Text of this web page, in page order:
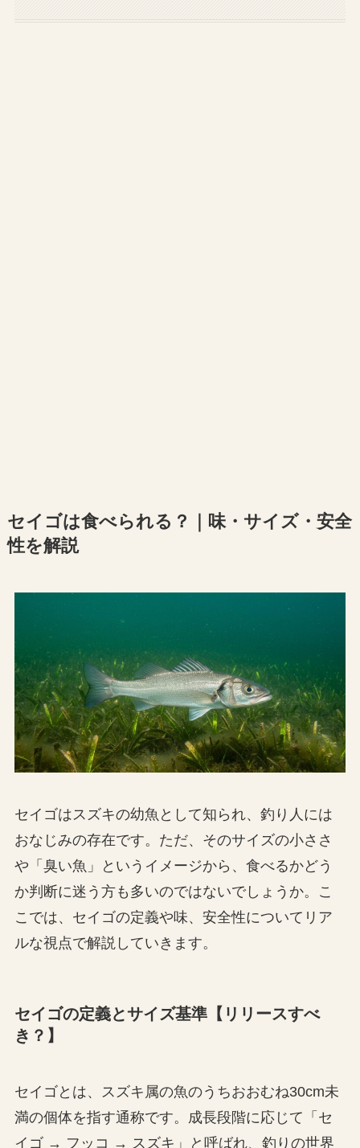
セイゴは食べられる？｜味・サイズ・安全
性を解説
セイゴはスズキの幼魚として知られ、釣り人には
おなじみの存在です。ただ、そのサイズの小ささ
や「臭い魚」というイメージから、食べるかどう
か判断に迷う方も多いのではないでしょうか。こ
こでは、セイゴの定義や味、安全性についてリア
ルな視点で解説していきます。
セイゴの定義とサイズ基準【リリースすべ
き？】
セイゴとは、スズキ属の魚のうちおおむね30cm未
満の個体を指す通称です。成長段階に応じて「セ
イゴ → フッコ → スズキ」と呼ばれ、釣りの世界